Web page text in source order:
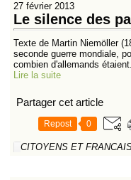
27 février 2013
Le silence des
Texte de Martin Niemöller
seconde guerre mondiale,
combien d'allemands
Lire la suite
Partager cet article
Repost 0
CITOYENS ET